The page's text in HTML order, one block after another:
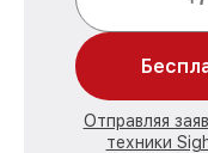
Отправляя
техники